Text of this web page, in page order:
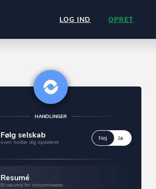
LOG IND OPRET
HANDLINGER
Følg selskab
ownr holder dig opdateret
Nej Ja
Resumé
Et resumé for virksomheden